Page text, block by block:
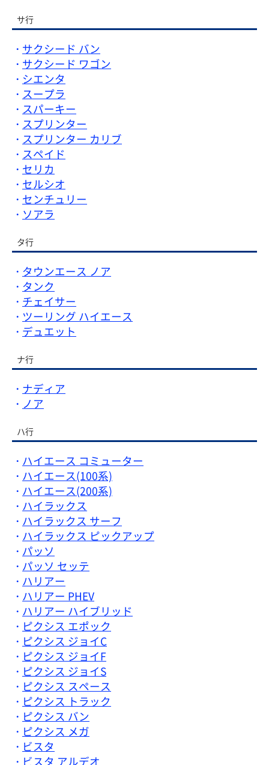
サ行
サクシード バン
サクシード ワゴン
シエンタ
スープラ
スパーキー
スプリンター
スプリンター カリブ
スペイド
セリカ
セルシオ
センチュリー
ソアラ
タ行
タウンエース ノア
タンク
チェイサー
ツーリング ハイエース
デュエット
ナ行
ナディア
ノア
ハ行
ハイエース コミューター
ハイエース(100系)
ハイエース(200系)
ハイラックス
ハイラックス サーフ
ハイラックス ピックアップ
パッソ
パッソ セッテ
ハリアー
ハリアー PHEV
ハリアー ハイブリッド
ピクシス エポック
ピクシス ジョイC
ピクシス ジョイF
ピクシス ジョイS
ピクシス スペース
ピクシス トラック
ピクシス バン
ピクシス メガ
ビスタ
ビスタ アルデオ